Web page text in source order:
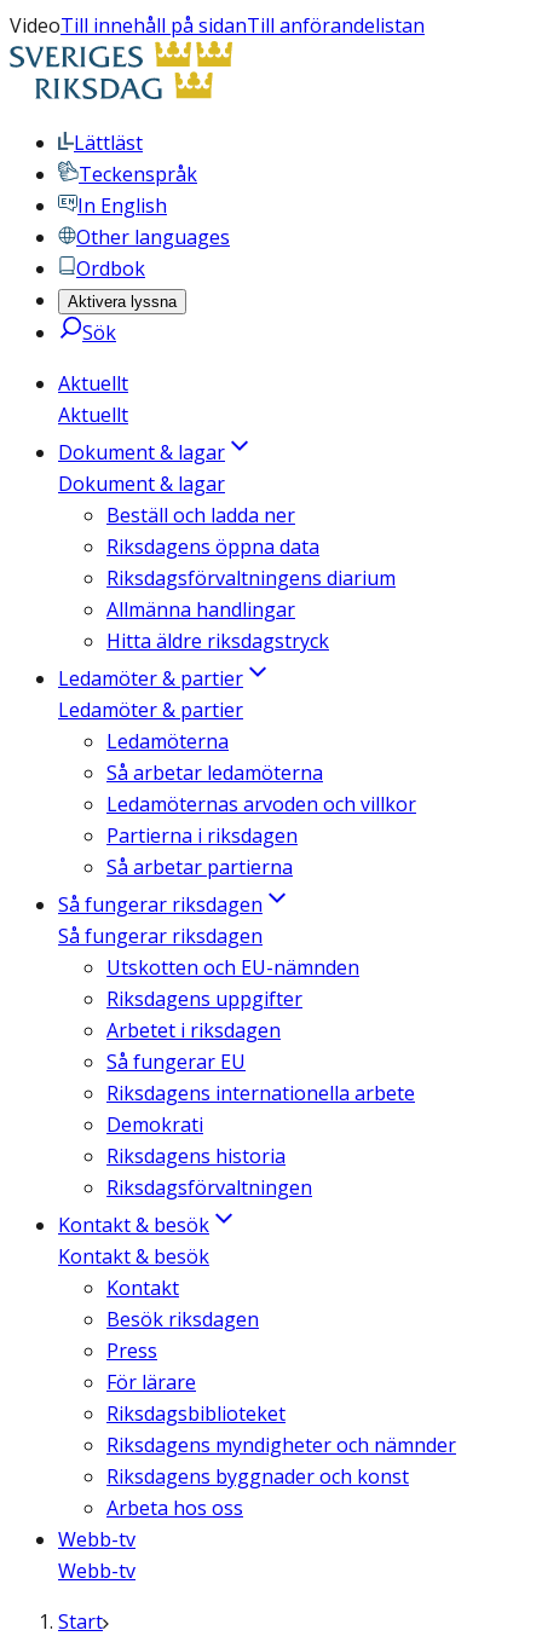
VideoTill innehåll på sidanTill anförandelistan
Lättläst
Teckenspråk
In English
Other languages
Ordbok
Aktivera lyssna
Sök
Aktuellt
Aktuellt
Dokument & lagar
Dokument & lagar
Beställ och ladda ner
Riksdagens öppna data
Riksdagsförvaltningens diarium
Allmänna handlingar
Hitta äldre riksdagstryck
Ledamöter & partier
Ledamöter & partier
Ledamöterna
Så arbetar ledamöterna
Ledamöternas arvoden och villkor
Partierna i riksdagen
Så arbetar partierna
Så fungerar riksdagen
Så fungerar riksdagen
Utskotten och EU-nämnden
Riksdagens uppgifter
Arbetet i riksdagen
Så fungerar EU
Riksdagens internationella arbete
Demokrati
Riksdagens historia
Riksdagsförvaltningen
Kontakt & besök
Kontakt & besök
Kontakt
Besök riksdagen
Press
För lärare
Riksdagsbiblioteket
Riksdagens myndigheter och nämnder
Riksdagens byggnader och konst
Arbeta hos oss
Webb-tv
Webb-tv
Start